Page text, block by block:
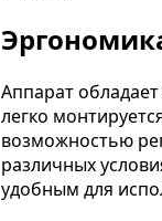
Аппарат
легко
возможностью
различных
удобным для